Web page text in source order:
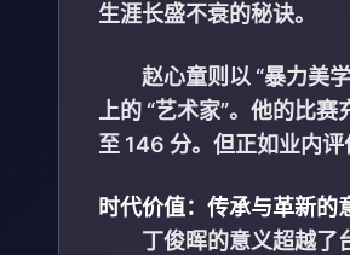
生涯长盛不衰的秘诀。
赵心童则以 “暴力美
上的 “艺术家”。他的比
至 146 分。但正如业内
时代价值：传承与革新的
丁俊晖的意义超越了